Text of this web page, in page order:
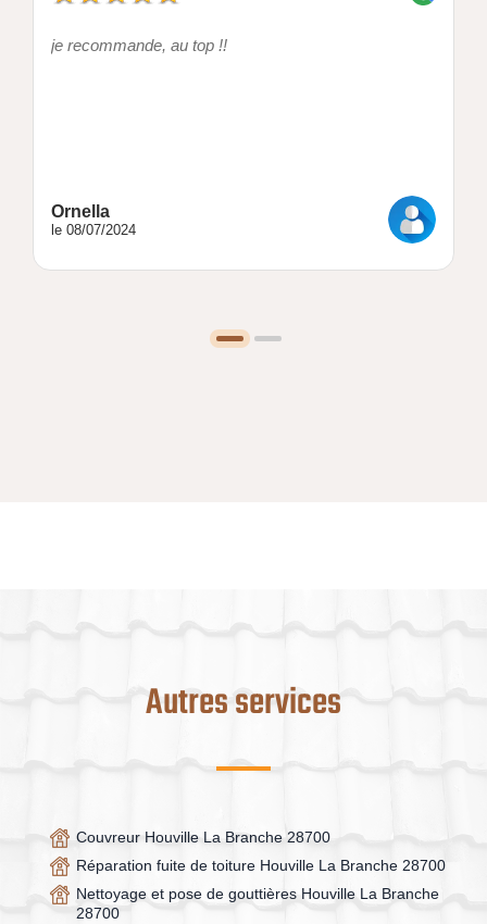
je recommande, au top !!
Ornella
le 08/07/2024
Autres services
Couvreur Houville La Branche 28700
Réparation fuite de toiture Houville La Branche 28700
Nettoyage et pose de gouttières Houville La Branche
28700